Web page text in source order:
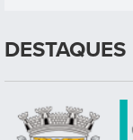
DESTAQUES